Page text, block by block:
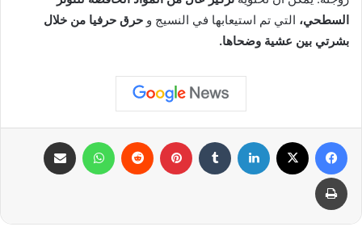
السطحي، التي تم استيعابها في النسيج و حرق حرفيا من خلال
بشرتي بين عشية وضحاها.
فيسبوك لينكدإن بينتيريست واتساب
طباعة